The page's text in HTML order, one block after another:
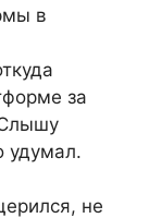
в
за
удумал.
не